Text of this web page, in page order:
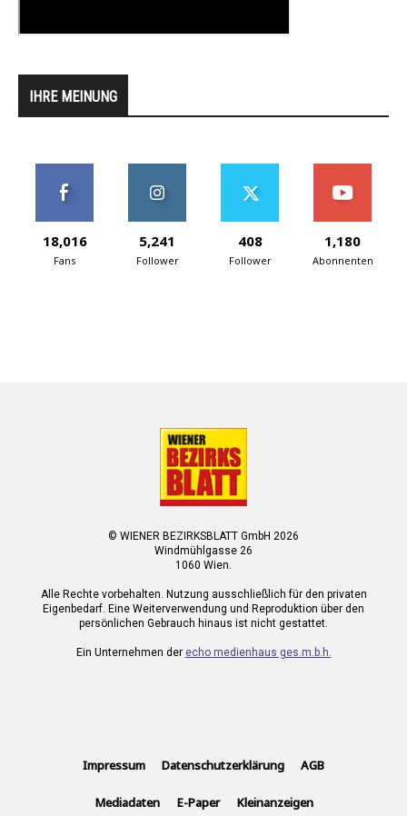
IHRE MEINUNG
18,016
Fans
5,241
Follower
408
Follower
1,180
Abonnenten
© WIENER BEZIRKSBLATT GmbH 2026
Windmühlgasse 26
1060 Wien.
Alle Rechte vorbehalten. Nutzung ausschließlich für den privaten
Eigenbedarf. Eine Weiterverwendung und Reproduktion über den
persönlichen Gebrauch hinaus ist nicht gestattet.
Ein Unternehmen der echo medienhaus ges.m.b.h.
Impressum Datenschutzerklärung AGB
Mediadaten E-Paper Kleinanzeigen